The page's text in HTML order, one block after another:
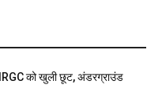
को खुली छूट, अंडरग्राउंड